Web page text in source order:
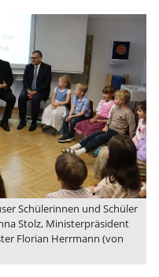
Schülerinnen und Schüler
Stolz, Ministerpräsident
Florian Herrmann (von